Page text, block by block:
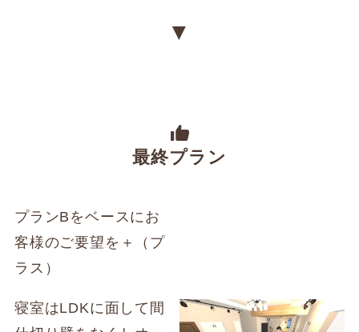
▼
最終プラン
プランBをベースにお
客様のご要望を＋（プ
ラス）
寝室はLDKに面して間